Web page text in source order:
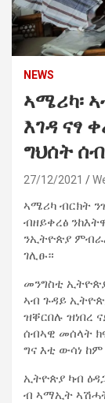
NEWS
ኣሜሪካ፡
እገዳ ናፃ
ግህሰት
27/12/2021
ኣሜሪካ ብርክት
ብዘይቀረፅ
ንኢትዮጵያ
ገሊፁ።
መንግስቲ
ኣብ ጉዳይ
ዝቐርበሉ ዝነበረ
ሰብኣዊ መሰላት
ግና እቲ ውሳነ ከም
ኢትዮጵያ ካብ
ብ ኣማኢት